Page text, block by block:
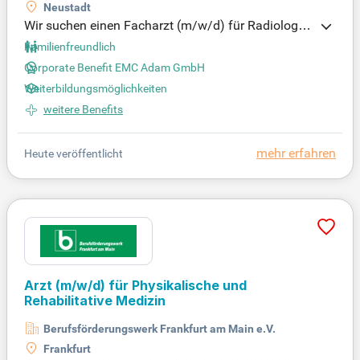
Neustadt
Wir suchen einen Facharzt (m/w/d) für Radiologie
in unserem modernen MVZ. Unsere erstklassige m
edizinische Ausstattung ermöglicht präzise Diagno
stik, einschließlich MRT, CT, Röntgen und Ultrascha
ll. Wir bieten eine exzellente Betreuung, unterstützt
von einem erfahrenen, langjährig zusammenarbeit
nten. Profitieren Sie von guter Vereinbarkeit von Be
ruf und Familie sowie zahlreichen Fortbildungsang
ehreren Standorten!
Familienfreundlich
Corporate Benefit EMC Adam GmbH
Weiterbildungsmöglichkeiten
weitere Benefits
mehr erfahren
Heute veröffentlicht
Arzt (m/w/d) für Physikalische und
Rehabilitative Medizin
Berufsförderungswerk Frankfurt am Main e.V.
Frankfurt